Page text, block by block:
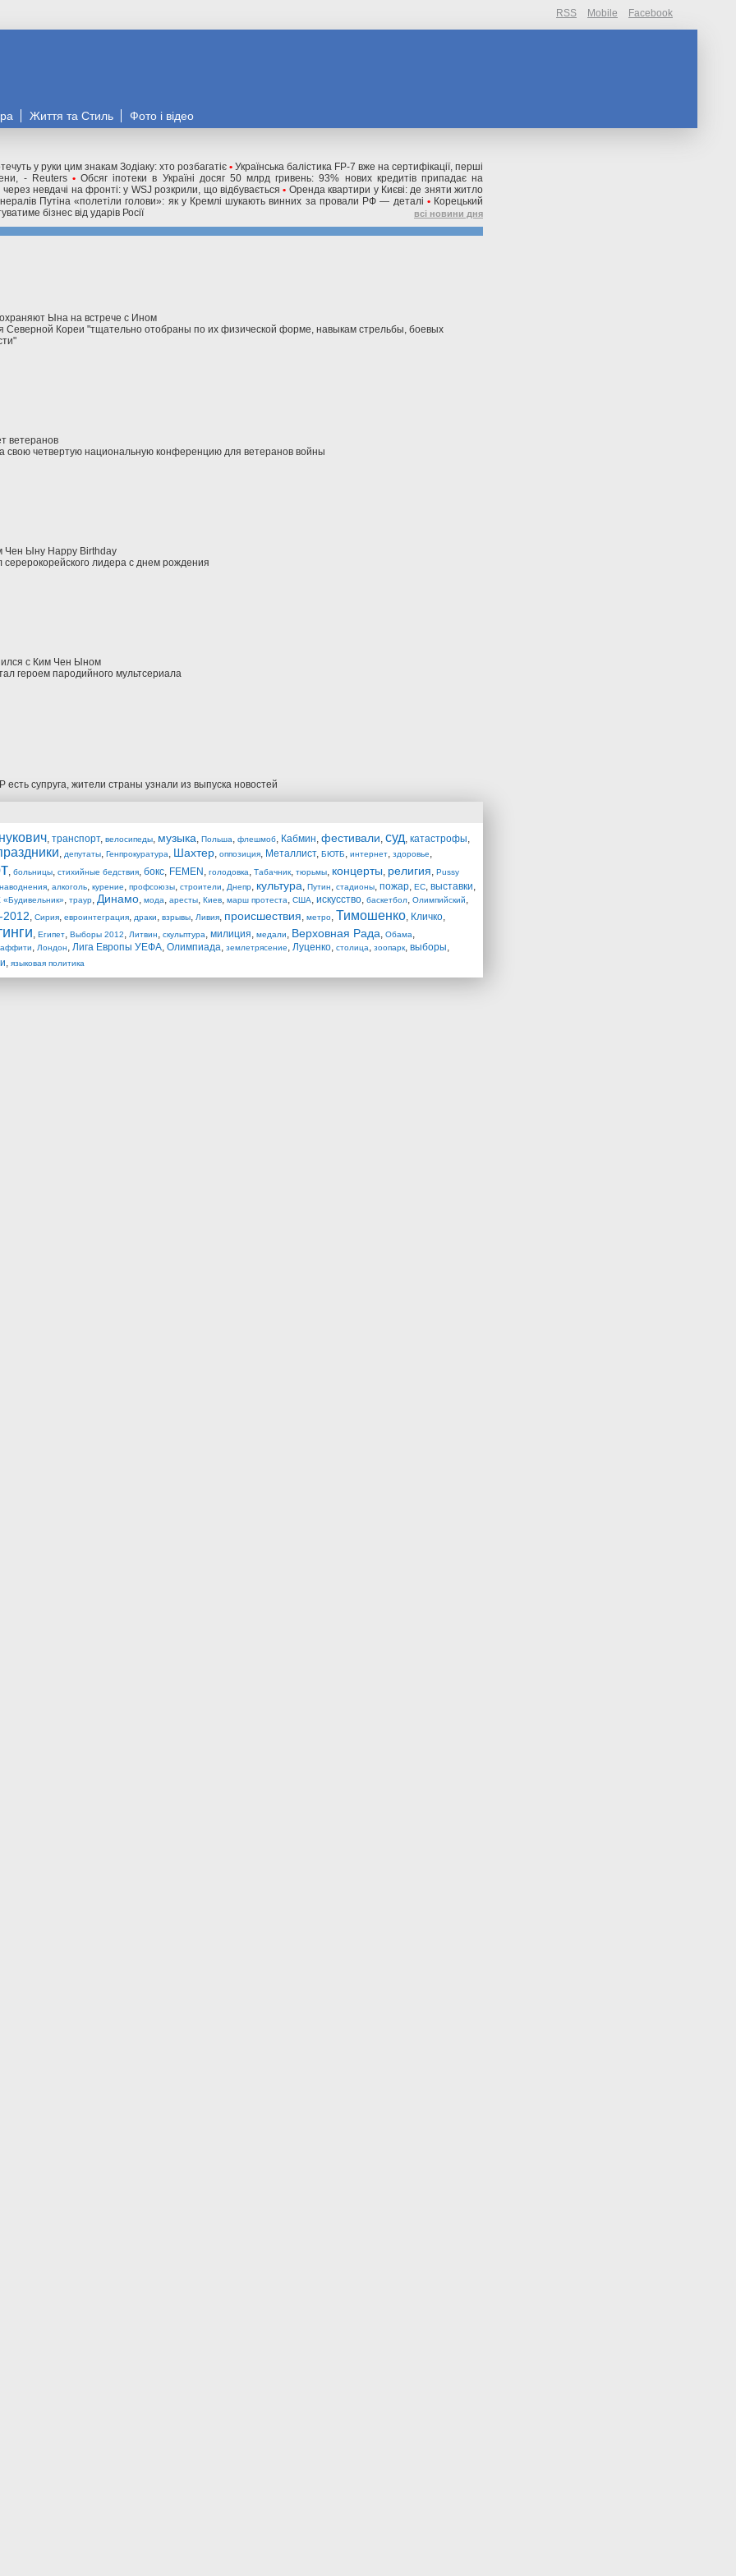
RSS Mobile Facebook
Життя та Стиль Фото і відео
у руки цим знакам Зодіаку: хто розбагатіє • Українська балістика FP-7 вже на сертифікації, перші
- Reuters • Обсяг іпотеки в Україні досяг 50 млрд гривень: 93% нових кредитів припадає на
через невдачі на фронті: у WSJ розкрили, що відбувається • Оренда квартири у Києві: де зняти житло
Путіна «полетіли голови»: як у Кремлі шукають винних за провали РФ — деталі • Корецький
бізнес від ударів Росії
всі новини дня
Ына на встрече с Ином
Северной Кореи "тщательно отобраны по их физической форме, навыкам стрельбы, боевых
ветеранов
свою четвертую национальную конференцию для ветеранов войны
Чен Ыну Happy Birthday
лидера с днем рождения
с Ким Чен Ыном
героем пародийного мультсериала
супруга, жители страны узнали из выпуска новостей
, транспорт, велосипеды, музыка, Польша, флешмоб, Кабмин, фестивали, суд, катастрофы,
, депутаты, Генпрокуратура, Шахтер, оппозиция, Металлист, БЮТБ, интернет, здоровье,
, больницы, стихийные бедствия, бокс, FEMEN , голодовка, Табачник, тюрьмы, концерты, религия, Pussy
наводнения, алкоголь, курение, профсоюзы, строители, Днепр, культура, Путин, стадионы, пожар, ЕС, выставки,
«Будивельник», траур, Динамо, мода, аресты, Киев, марш протеста, США, искусство, баскетбол, Олимпийский,
, Сирия, евроинтеграция, драки, взрывы, Ливия, происшествия, метро, Тимошенко, Кличко,
, Египет, Выборы 2012, Литвин, скульптура, милиция, медали, Верховная Рада, Обама,
, Лондон, Лига Европы УЕФА, Олимпиада, землетрясение, Луценко, столица, зоопарк, выборы,
, языковая политика